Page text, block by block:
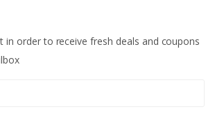
in order to receive fresh deals and coupons